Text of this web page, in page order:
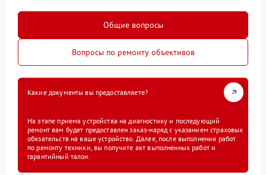
Общие вопросы
Вопросы по ремонту объективов
Какие документы вы предоставляете?
На этапе приема устройства на диагностику и последующий
ремонт вам будет предоставлен заказ-наряд с указанием страховых
обязательств на ваше устройство. Далее, после выполнения работ
по ремонту техники, вы получите акт выполненных работ и
гарантийный талон.